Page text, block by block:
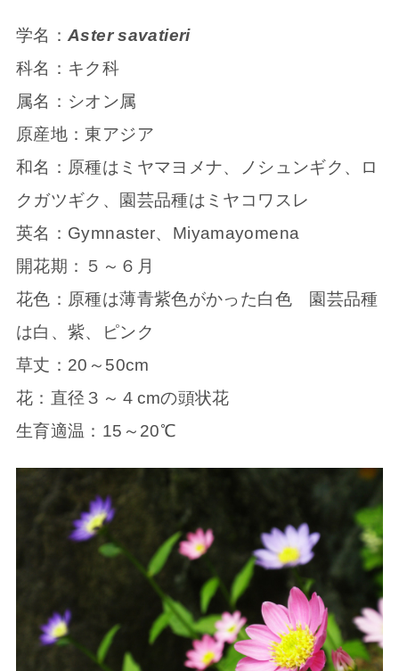
学名：Aster savatieri
科名：キク科
属名：シオン属
原産地：東アジア
和名：原種はミヤマヨメナ、ノシュンギク、ロ
クガツギク、園芸品種はミヤコワスレ
英名：Gymnaster、Miyamayomena
開花期：５～６月
花色：原種は薄青紫色がかった白色 園芸品種
は白、紫、ピンク
草丈：20～50cm
花：直径３～４cmの頭状花
生育適温：15～20℃